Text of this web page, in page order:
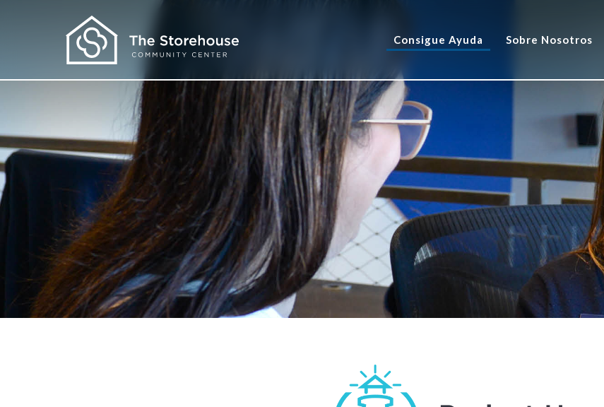
Consigue Ayuda Sobre Nosotros
Consigue Ayuda
Necesito Alimentos
Necesito Ropa
Necesito más
Quiero aprender
Sobre Nosotros
Nuestro Programas
Nuestro Impacto